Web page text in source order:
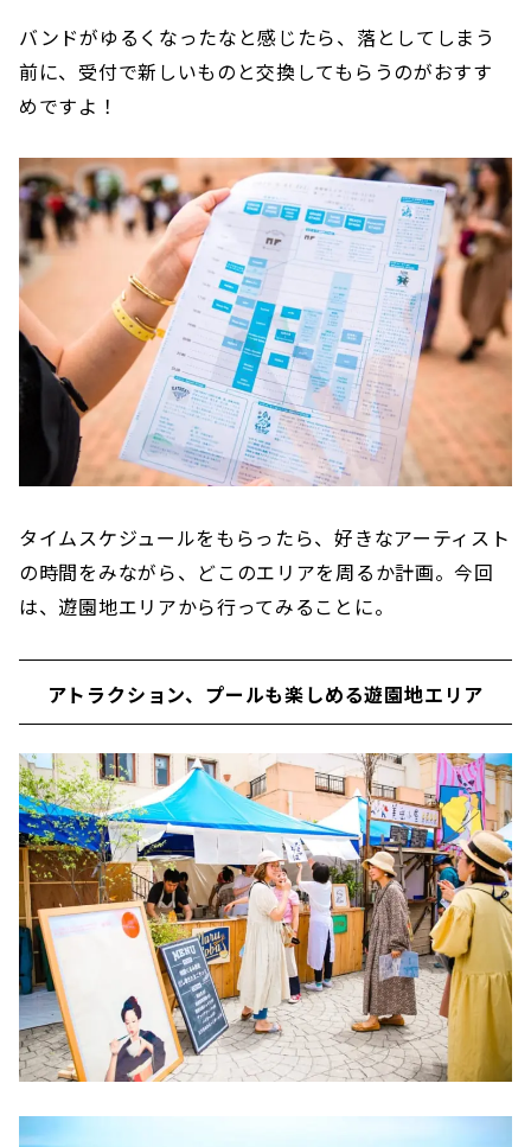
バンドがゆるくなったなと感じたら、落としてしまう
前に、受付で新しいものと交換してもらうのがおすす
めですよ！
タイムスケジュールをもらったら、好きなアーティスト
の時間をみながら、どこのエリアを周るか計画。今回
は、遊園地エリアから行ってみることに。
アトラクション、プールも楽しめる遊園地エリア